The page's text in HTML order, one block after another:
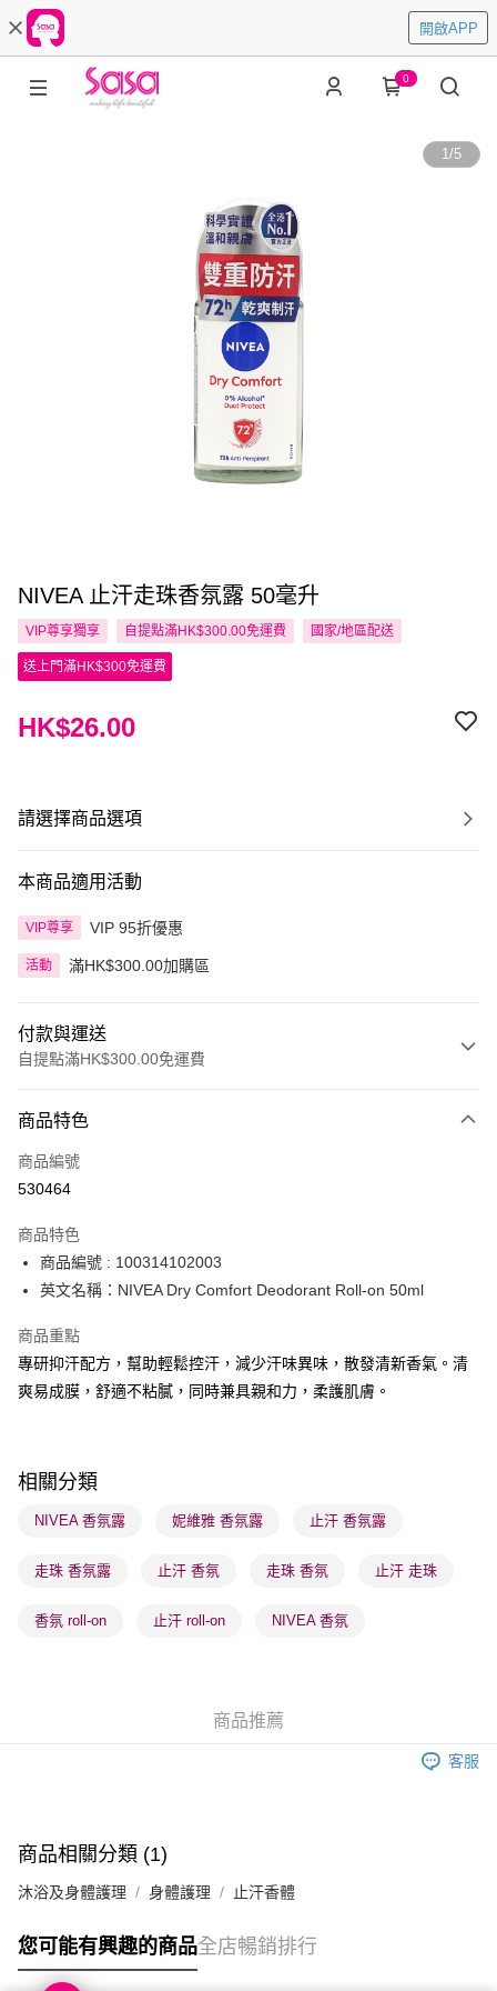
開啟APP
0
1/5
NIVEA 止汗走珠香氛露 50毫升
VIP尊享獨享 自提點滿HK$300.00免運費 國家/地區配送
送上門滿HK$300免運費
HK$26.00
請選擇商品選項
本商品適用活動
VIP尊享 VIP 95折優惠
活動 滿HK$300.00加購區
付款與運送
自提點滿HK$300.00免運費
信用卡
Apple Pay
PayMe
WeChat Pay
BoC Pay
送貨方式
每筆HK$65.00，滿HK$300.00或以上免運費
確認發貨後1-3 工作天送達，訂單將隨機分配至SF順豐速運或京東
每筆HK$65.00，滿HK$300.00或以上免運費
每筆HK$20.00，滿HK$100.00或以上免運費
(澳門門市) 只顯示可選門市。確認發貨後2-5個工作天到店，3天內
澳門地區配送 - 確認發貨後1-4個工作天送達
商品特色
商品編號
530464
商品特色
商品編號 : 100314102003
英文名稱：NIVEA Dry Comfort Deodorant Roll-on 50ml
商品重點
專研抑汗配方，幫助輕鬆控汗，減少汗味異味，散發清新香氣。清
爽易成膜，舒適不粘膩，同時兼具親和力，柔護肌膚。
相關分類
NIVEA 香氛露 妮維雅 香氛露 止汗 香氛露
走珠 香氛露 止汗 香氛 走珠 香氛 止汗 走珠
香氛 roll-on 止汗 roll-on NIVEA 香氛
商品推薦
客服
商品相關分類 (1)
沐浴及身體護理 身體護理 止汗香體
您可能有興趣的商品全店暢銷排行